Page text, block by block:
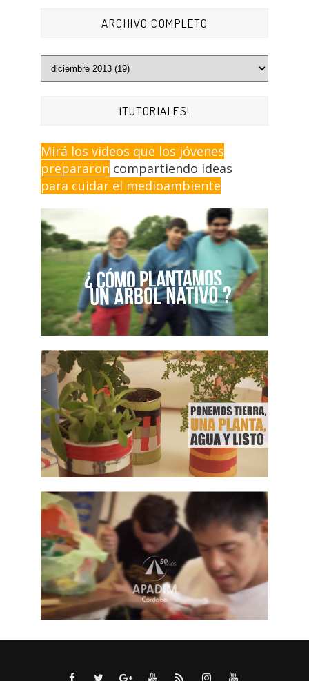
ARCHIVO COMPLETO
¡TUTORIALES!
Mirá los videos que los jóvenes
prepararon compartiendo ideas
para cuidar el medioambiente